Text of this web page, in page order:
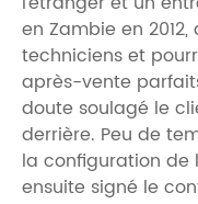
en Zambie en
techniciens et
après-vente
doute soulagé le
derrière. Peu de
la configuration de
ensuite signé le